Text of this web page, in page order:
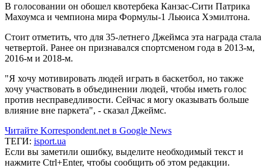
В голосовании он обошел квотербека Канзас-Сити Патрика
Махоумса и чемпиона мира Формулы-1 Льюиса Хэмилтона.
Стоит отметить, что для 35-летнего Джеймса эта награда стала
четвертой. Ранее он признавался спортсменом года в 2013-м,
2016-м и 2018-м.
"Я хочу мотивировать людей играть в баскетбол, но также
хочу участвовать в объединении людей, чтобы иметь голос
против несправедливости. Сейчас я могу оказывать больше
влияние вне паркета", - сказал Джеймс.
Читайте Korrespondent.net в Google News
ТЕГИ: isport.ua
Если вы заметили ошибку, выделите необходимый текст и
нажмите Ctrl+Enter, чтобы сообщить об этом редакции.